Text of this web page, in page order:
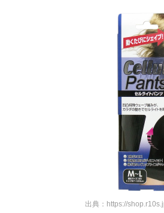
出典： https://